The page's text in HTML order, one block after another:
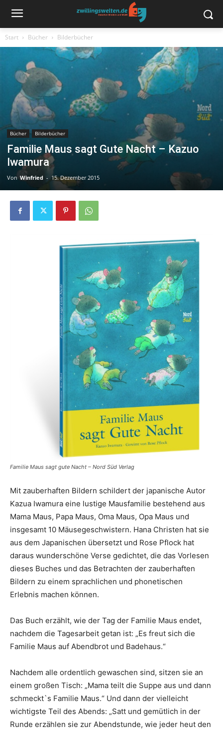
Start Bücher Bilderbücher
Bücher Bilderbücher
Familie Maus sagt Gute Nacht – Kazuo
Iwamura
Von Winfried - 15. Dezember 2015
Familie Maus sagt gute Nacht – Nord Süd Verlag
Mit zauberhaften Bildern schildert der japanische Autor
Kazua Iwamura eine lustige Mausfamilie bestehend aus
Mama Maus, Papa Maus, Oma Maus, Opa Maus und
insgesamt 10 Mäusegeschwistern. Hana Christen hat sie
aus dem Japanischen übersetzt und Rose Pflock hat
daraus wunderschöne Verse gedichtet, die das Vorlesen
dieses Buches und das Betrachten der zauberhaften
Bildern zu einem sprachlichen und phonetischen
Erlebnis machen können.
Das Buch erzählt, wie der Tag der Familie Maus endet,
nachdem die Tagesarbeit getan ist: „Es freut sich die
Familie Maus auf Abendbrot und Badehaus.“
Nachdem alle ordentlich gewaschen sind, sitzen sie an
einem großen Tisch: „Mama teilt die Suppe aus und dann
schmeckt`s Familie Maus.“ Und dann der vielleicht
wichtigste Teil des Abends: „Satt und gemütlich in der
Runde erzählen sie zur Abendstunde, wie jeder heut den